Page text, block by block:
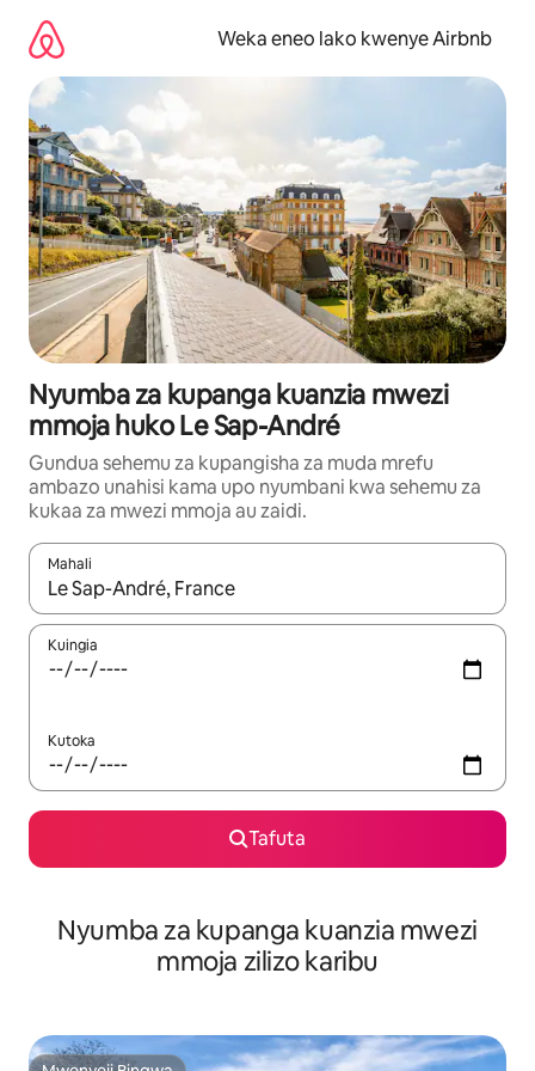
kwenda
kwenye
maudhui
Weka eneo lako kwenye Airbnb
Nyumba za kupanga kuanzia mwezi
mmoja huko Le Sap-André
Gundua sehemu za kupangisha za muda mrefu
ambazo unahisi kama upo nyumbani kwa sehemu za
kukaa za mwezi mmoja au zaidi.
Mahali
Wakati matokeo yanapatikana, vinjari kwa kutumia vitufe vya
Kuingia
Kutoka
Tafuta
Nyumba za kupanga kuanzia mwezi
mmoja zilizo karibu